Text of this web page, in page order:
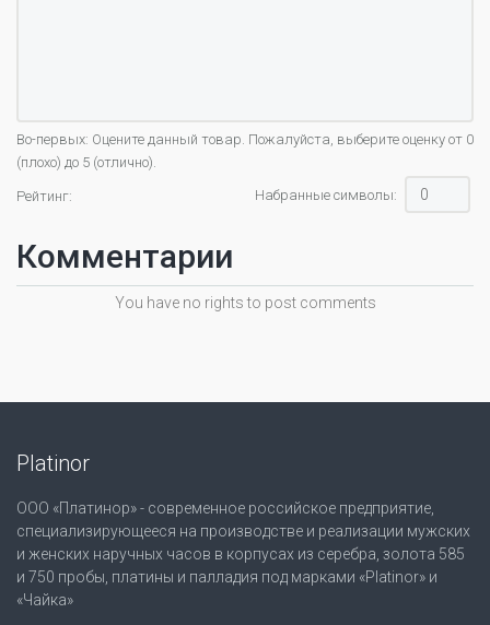
Во-первых: Оцените данный товар. Пожалуйста, выберите оценку от 0
(плохо) до 5 (отлично).
Рейтинг: Набранные символы:
Комментарии
You have no rights to post comments
Platinor
ООО «Платинор» - современное российское предприятие,
специализирующееся на производстве и реализации мужских
и женских наручных часов в корпусах из серебра, золота 585
и 750 пробы, платины и палладия под марками «Platinor» и
«Чайка»